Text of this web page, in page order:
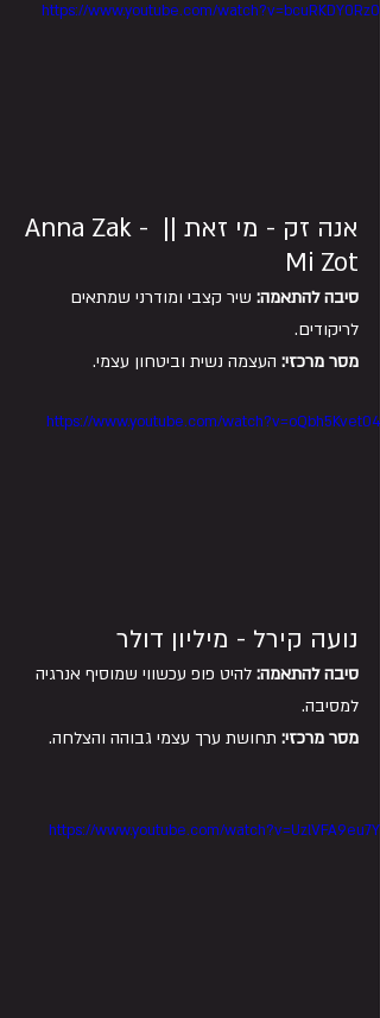
https://www.youtube.com/watch?v=bcuRKDY0Rz0
אנה זק - מי זאת || Anna Zak -
Mi Zot
סיבה להתאמה: שיר קצבי ומודרני שמתאים
לריקודים.
מסר מרכזי: העצמה נשית וביטחון עצמי.
https://www.youtube.com/watch?v=oQbh5Kvet04
נועה קירל - מיליון דולר
סיבה להתאמה: להיט פופ עכשווי שמוסיף אנרגיה
למסיבה.
מסר מרכזי: תחושת ערך עצמי גבוהה והצלחה.
https://www.youtube.com/watch?v=UzlVFA9eu7Y